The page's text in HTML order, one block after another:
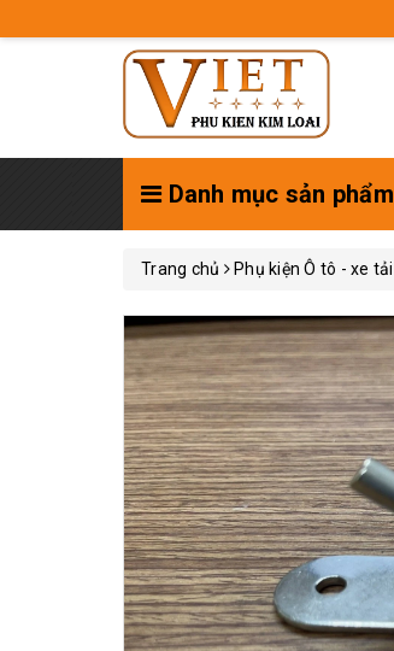
Danh mục sản phẩm
Trang chủ Phụ kiện Ô tô - xe tải